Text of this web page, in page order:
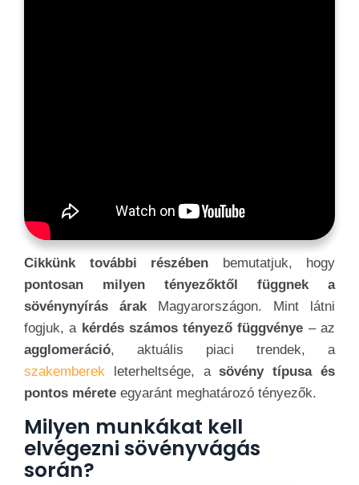
Cikkünk további részében bemutatjuk, hogy
pontosan milyen tényezőktől függnek a
sövénynyírás árak Magyarországon. Mint látni
fogjuk, a kérdés számostényező függvénye – az
agglomeráció, aktuális piaci trendek, a
szakemberek leterheltsége, asövény típusa és
pontos mérete egyaránt meghatározó tényezők.
Milyen munkákat kell
elvégezni sövényvágás
során?